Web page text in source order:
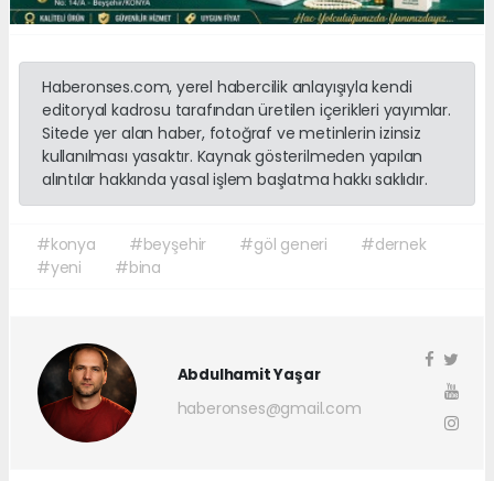
Haberonses.com, yerel habercilik anlayışıyla kendi
editoryal kadrosu tarafından üretilen içerikleri yayımlar.
Sitede yer alan haber, fotoğraf ve metinlerin izinsiz
kullanılması yasaktır. Kaynak gösterilmeden yapılan
alıntılar hakkında yasal işlem başlatma hakkı saklıdır.
#konya #beyşehir #göl generi
#dernek
#yeni
#bina
Abdulhamit Yaşar
haberonses@gmail.com